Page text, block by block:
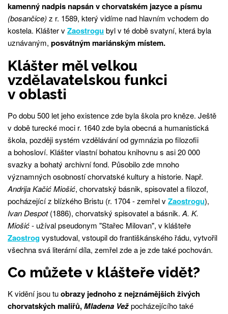
kamenný nadpis napsán v chorvatském jazyce a písmu
(bosančice) z r. 1589, který vidíme nad hlavním vchodem do
kostela. Klášter vZaostrogubyl v té době svatyní, která byla
uznávaným, posvátným mariánským místem.
Klášter měl velkou
vzdělavatelskou funkci
v oblasti
Po dobu 500 let jeho existence zde byla škola pro kněze. Ještě
v době turecké moci r. 1640 zde byla obecná a humanistická
škola, později systém vzdělávání od gymnázia po filozofii
a bohosloví. Klášter vlastní bohatou knihovnu s asi 20 000
svazky a bohatý archivní fond. Působilo zde mnoho
významných osobností chorvatské kultury a historie. Např.
Andrija Kačić Miošić, chorvatský básnik, spisovatel a filozof,
pocházející z blízkého Bristu (r. 1704 - zemřel vZaostrogu),
Ivan Despot(1886), chorvatský spisovatel a básnik. A. K.
Miošić- užíval pseudonym "Stařec Milovan", v klášteře
Zaostrogvystudoval, vstoupil do františkánského řádu, vytvořil
všechna svá literární díla, zemřel zde a je zde také pochován.
Co můžete v klášteře vidět?
K vidění jsou tuobrazy jednoho z nejznámějšich živých
chorvatských maliřů,Mladena Vežpocházejícího také